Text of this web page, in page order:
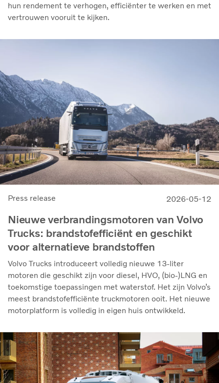
hun rendement te verhogen, efficiënter te werken en met
vertrouwen vooruit te kijken.
Press release 2026-05-12
Nieuwe verbrandingsmotoren van Volvo
Trucks: brandstofefficiënt en geschikt
voor alternatieve brandstoffen
Volvo Trucks introduceert volledig nieuwe 13-liter
motoren die geschikt zijn voor diesel, HVO, (bio-)LNG en
toekomstige toepassingen met waterstof. Het zijn Volvo’s
meest brandstofefficiënte truckmotoren ooit. Het nieuwe
motorplatform is volledig in eigen huis ontwikkeld.